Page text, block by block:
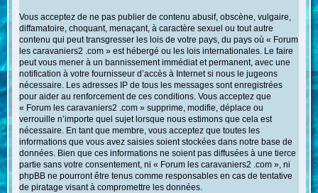
Vous acceptez de ne pas publier de contenu abusif, obscène, vulgaire,
diffamatoire, choquant, menaçant, à caractère sexuel ou tout autre
contenu qui peut transgresser les lois de votre pays, du pays où « Forum
les caravaniers2 .com » est hébergé ou les lois internationales. Le faire
peut vous mener à un bannissement immédiat et permanent, avec une
notification à votre fournisseur d’accès à Internet si nous le jugeons
nécessaire. Les adresses IP de tous les messages sont enregistrées
pour aider au renforcement de ces conditions. Vous acceptez que
« Forum les caravaniers2 .com » supprime, modifie, déplace ou
verrouille n’importe quel sujet lorsque nous estimons que cela est
nécessaire. En tant que membre, vous acceptez que toutes les
informations que vous avez saisies soient stockées dans notre base de
données. Bien que ces informations ne soient pas diffusées à une tierce
partie sans votre consentement, ni « Forum les caravaniers2 .com », ni
phpBB ne pourront être tenus comme responsables en cas de tentative
de piratage visant à compromettre les données.